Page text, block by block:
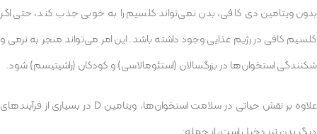
بدون ویتامین دی کافی، بدن نمی‌تواند کلسیم را به خوبی جذب کند، حتی اگر
کلسیم کافی در رژیم غذایی وجود داشته باشد. این امر می‌تواند منجر به نرمی و
شکنندگی استخوان‌ها در بزرگسالان (استئومالاسی) و کودکان (راشیتیسم) شود.
علاوه بر نقش حیاتی در سلامت استخوان‌ها، ویتامین D در بسیاری از فرآیندهای